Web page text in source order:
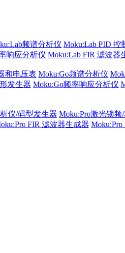
频谱分析仪 Moku:Lab PID 控
响应分析仪 Moku:Lab FIR 滤波器
和电压表 Moku:Go频谱分析仪
发生器 Moku:Go频率响应分析仪
仪/码型发生器 Moku:Pro激光锁频
FIR 滤波器生成器